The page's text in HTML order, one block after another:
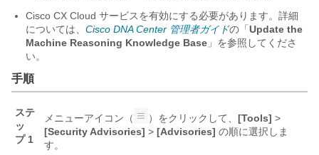
Cisco CX Cloud サービスを有効にする必要があります。詳細
については、 Cisco DNA Center 管理者ガイドの「 Update the
Machine Reasoning Knowledge Base 」を参照してくださ
い。
手順
ステ
ッ
プ 1
メニューアイコン（ ）をクリックして、 [Tools] >
[Security Advisories] > [Advisories] の順に選択しま
す。